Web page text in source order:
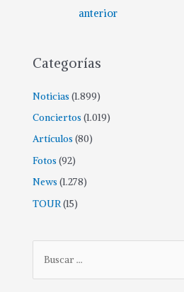
anterior
Categorías
Noticias (1.899)
Conciertos (1.019)
Artículos (80)
Fotos (92)
News (1.278)
TOUR(15)